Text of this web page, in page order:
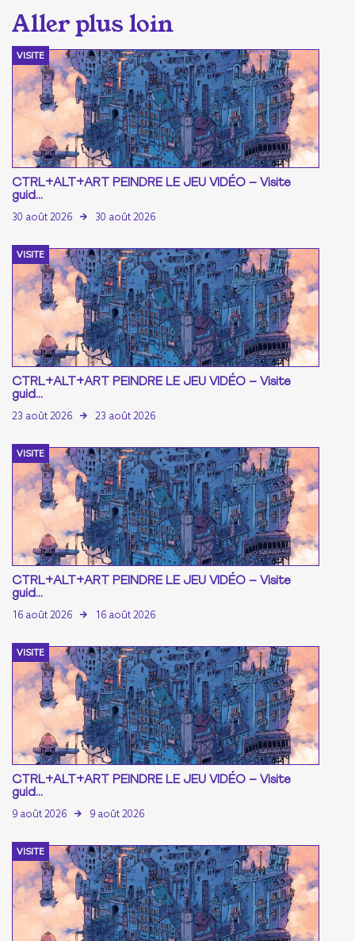
VISITE
CTRL+ALT+ART PEINDRE LE JEU VIDÉO – Visite
guid...
30 août 2026 30 août 2026
VISITE
CTRL+ALT+ART PEINDRE LE JEU VIDÉO – Visite
guid...
23 août 2026 23 août 2026
VISITE
CTRL+ALT+ART PEINDRE LE JEU VIDÉO – Visite
guid...
16 août 2026 16 août 2026
VISITE
CTRL+ALT+ART PEINDRE LE JEU VIDÉO – Visite
guid...
9 août 2026 9 août 2026
VISITE